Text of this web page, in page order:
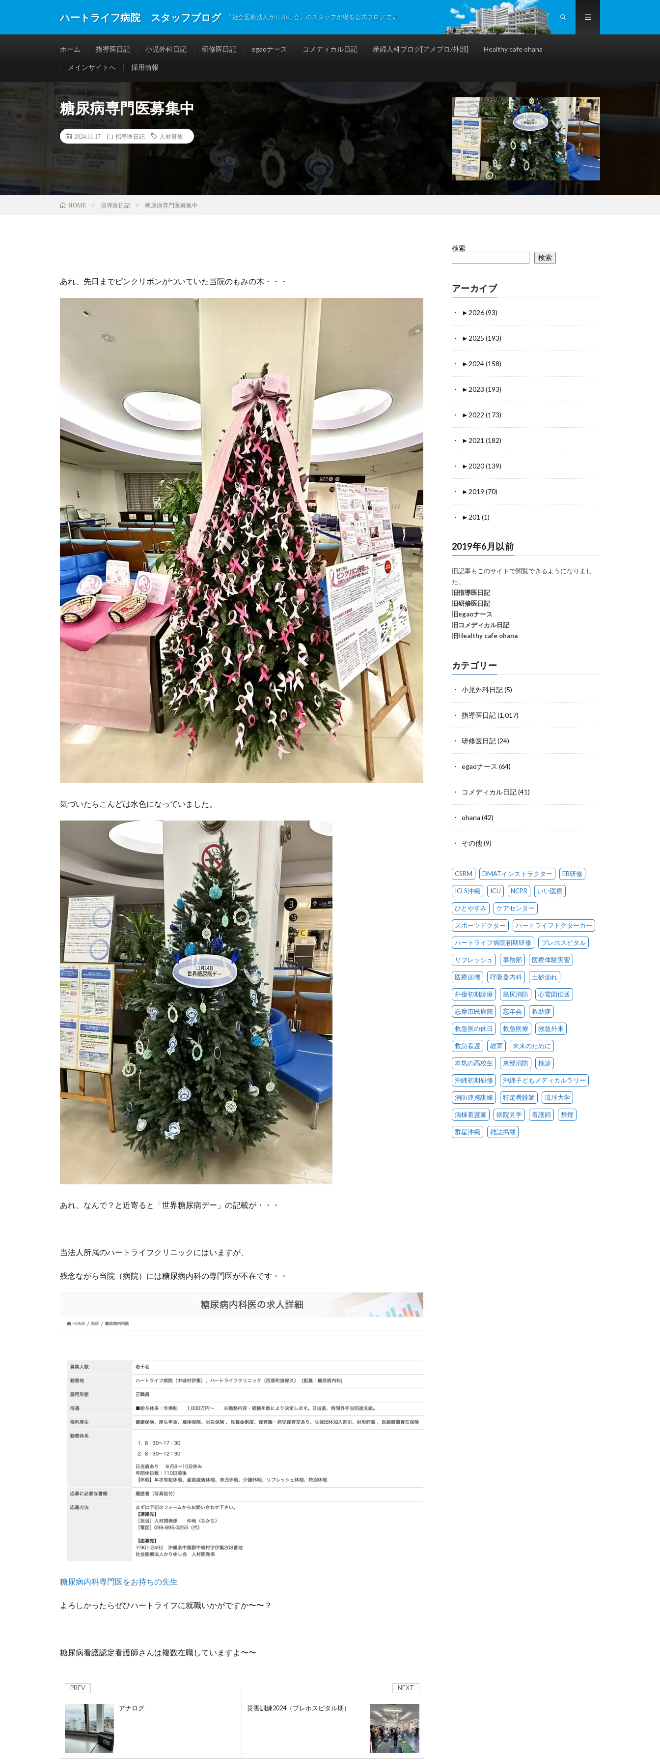
ハートライフ病院 スタッフブログ 「社会医療法人かりゆし会」のスタッフが綴る公式ブログです
ホーム 指導医日記 小児外科日記 研修医日記 egaoナース コメディカル日記 産婦人科ブログ[アメブロ/外部] Healthy cafe ohana
メインサイトへ 採用情報
糖尿病専門医募集中
2024.11.17 指導医日記 人材募集
HOME 指導医日記 糖尿病専門医募集中
あれ、先日までピンクリボンがついていた当院のもみの木・・・
気づいたらこんどは水色になっていました。
あれ、なんで？と近寄ると「世界糖尿病デー」の記載が・・・
当法人所属のハートライフクリニックにはいますが、
残念ながら当院（病院）には糖尿病内科の専門医が不在です・・
糖尿病内科専門医をお持ちの先生
よろしかったらぜひハートライフに就職いかがですか〜〜？
糖尿病看護認定看護師さんは複数在職していますよ〜〜
PREV
アナログ
NEXT
災害訓練2024（プレホスピタル期）
検索
検索
アーカイブ
► 2026 (93)
► 2025 (193)
► 2024 (158)
► 2023 (193)
► 2022 (173)
► 2021 (182)
► 2020 (139)
► 2019 (70)
► 201 (1)
2019年6月以前
旧記事もこのサイトで閲覧できるようになりまし
た。
旧指導医日記
旧研修医日記
旧egaoナース
旧コメディカル日記
旧Healthy cafe ohana
カテゴリー
小児外科日記(5)
指導医日記(1,017)
研修医日記(24)
egaoナース (64)
コメディカル日記(41)
ohana (42)
その他(9)
CSRM DMATインストラクター ER研修
ICLS沖縄 ICU NCPR いい医療
ひとやすみ ケアセンター
スポーツドクター ハートライフドクターカー
ハートライフ病院初期研修 プレホスピタル
リフレッシュ 事務部 医療体験実習
医療崩壊 呼吸器内科 土砂崩れ
外傷初期診療 島尻消防 心電図伝送
志摩市民病院 忘年会 救助隊
救急医の休日 救急医療 救急外来
救急看護 教育 未来のために
本気の高校生 東部消防 検診
沖縄初期研修 沖縄子どもメディカルラリー
消防連携訓練 特定看護師 琉球大学
病棟看護師 病院見学 看護師 禁煙
群星沖縄 雑誌掲載